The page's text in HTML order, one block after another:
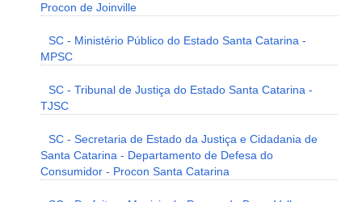
Procon de Joinville
SC - Ministério Público do Estado Santa Catarina -
MPSC
SC - Tribunal de Justiça do Estado Santa Catarina -
TJSC
SC - Secretaria de Estado da Justiça e Cidadania de
Santa Catarina - Departamento de Defesa do
Consumidor - Procon Santa Catarina